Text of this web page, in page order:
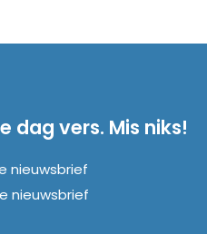
dag vers. Mis niks!
nieuwsbrief
nieuwsbrief